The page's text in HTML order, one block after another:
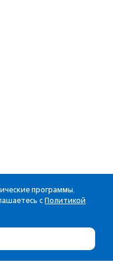
программы.
с Политикой